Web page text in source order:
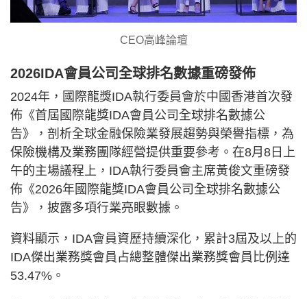
CEO高峰論壇
2026IDA會員公司全球排名數據重磅發佈
2024年，國際龍獎IDA執行委員會於中國香港首次發
佈《首屆國際龍獎IDA會員公司全球排名數據公
告》，剖析全球金融保險業發展趨勢與榮譽指標，為
保險機構及業務團隊經營提供重要參考。在8月8日上
午的主場議程上，IDA執行委員會主席黃俊文重磅發
佈《2026年國際龍獎IDA會員公司全球排名數據公
告》，披露多項行業亮眼數據。
資料顯示，IDA會員資歷持續深化，累計3屆及以上的
IDA傑出業務獎會員占總整體傑出業務獎會員比例達
53.47%。